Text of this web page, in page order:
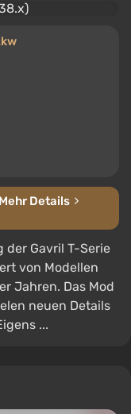
Mehr Details
der Gavril T-Serie
von Modellen
Jahren. Das Mod
neuen Details
...